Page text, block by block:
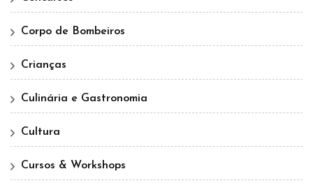
Corpo de Bombeiros
Crianças
Culinária e Gastronomia
Cultura
Cursos & Workshops